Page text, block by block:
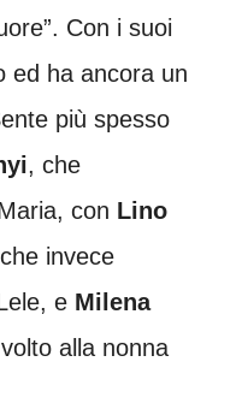
Con i suoi
ed ha ancora un
più spesso
, che
con Lino
invece
e Milena
alla nonna